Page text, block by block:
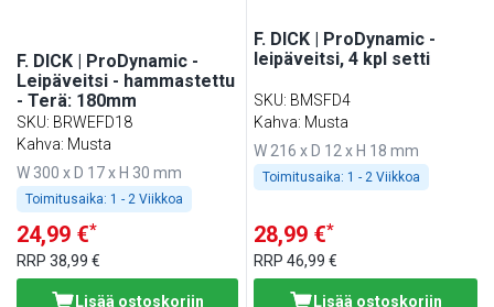
F. DICK | ProDynamic -
Leipäveitsi - hammastettu
- Terä: 180mm
SKU: BRWEFD18
Kahva: Musta
W 300 x D 17 x H 30 mm
Toimitusaika: 1 - 2 Viikkoa
24,99 €*
RRP 38,99 €
Lisää ostoskoriin
F. DICK | ProDynamic -
leipäveitsi, 4 kpl setti
SKU: BMSFD4
Kahva: Musta
W 216 x D 12 x H 18 mm
Toimitusaika: 1 - 2 Viikkoa
28,99 €*
RRP46,99 €
Lisää ostoskoriin